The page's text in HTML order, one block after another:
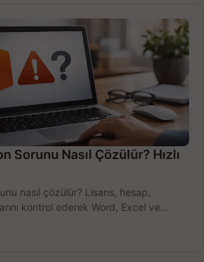
Sorunu Nasıl Çözülür? Hızlı
nasıl çözülür? Lisans, hesap,
kontrol ederek Word, Excel ve